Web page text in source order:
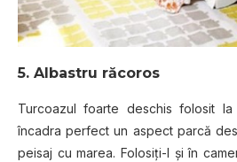
5. Albastru răcoros
Turcoazul foarte deschis folosit
încadra perfect un aspect parcă
peisaj cu marea. Folosiți-l și în